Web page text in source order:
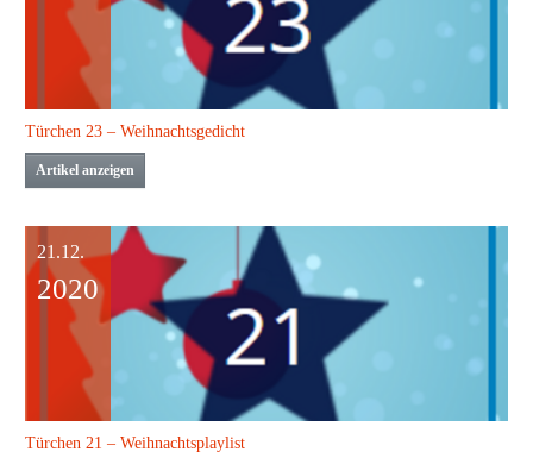
Türchen 23 – Weihnachtsgedicht
Artikel anzeigen
21.12.
2020
Türchen 21 – Weihnachtsplaylist